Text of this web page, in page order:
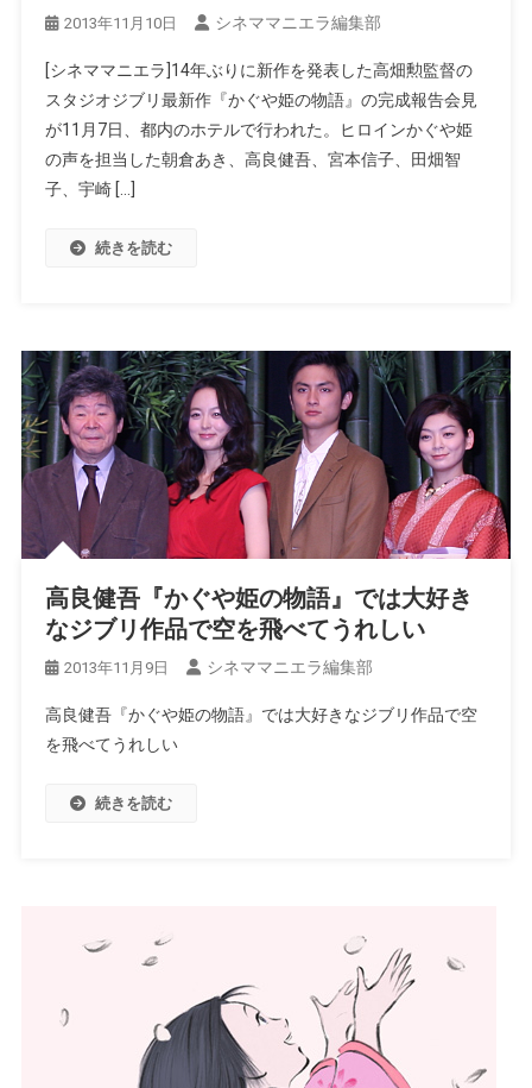
2013年11月10日 シネママニエラ編集部
[シネママニエラ]14年ぶりに新作を発表した高畑勲監督の
スタジオジブリ最新作『かぐや姫の物語』の完成報告会見
が11月7日、都内のホテルで行われた。ヒロインかぐや姫
の声を担当した朝倉あき、高良健吾、宮本信子、田畑智
子、宇崎 […]
続きを読む
高良健吾『かぐや姫の物語』では大好き
なジブリ作品で空を飛べてうれしい
2013年11月9日 シネママニエラ編集部
高良健吾『かぐや姫の物語』では大好きなジブリ作品で空
を飛べてうれしい
続きを読む